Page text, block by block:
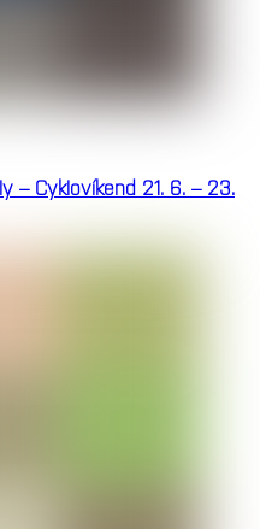
– Cyklovíkend 21. 6. – 23.